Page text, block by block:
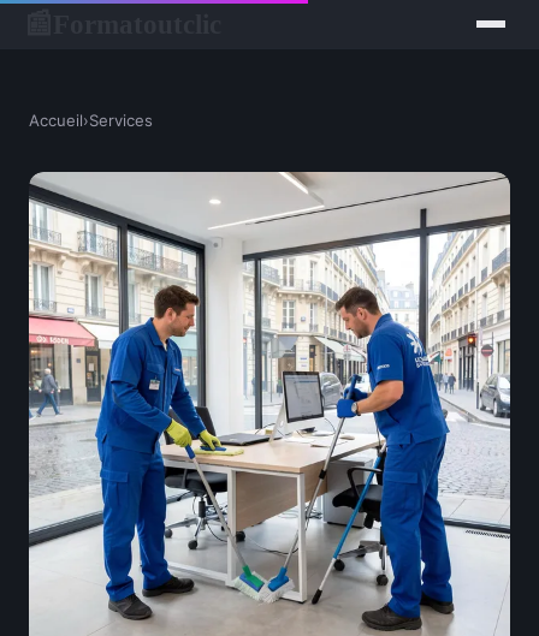
Accueil›Services